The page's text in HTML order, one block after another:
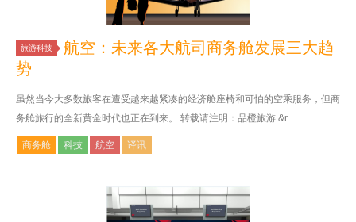
旅游科技
航空：未来各大航司商务舱发展三大趋
势
虽然当今大多数旅客在遭受越来越紧凑的经济舱座椅和可怕的空乘服务，但商
务舱旅行的全新黄金时代也正在到来。 转载请注明：品橙旅游 &r...
商务舱 科技 航空 译讯